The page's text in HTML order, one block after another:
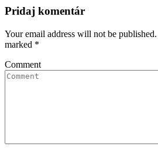
Pridaj komentár
Your email address will not be
marked *
Comment